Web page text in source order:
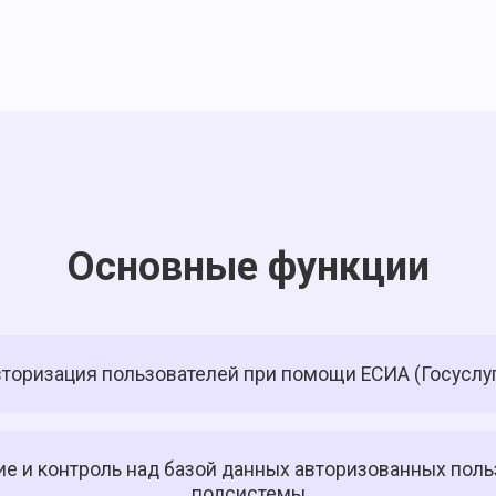
Основные функции
пользователей при помощи ЕСИА
и контроль над базой данных авторизованных